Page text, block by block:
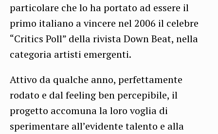
particolare che lo ha portato ad essere il
primo italiano a vincere nel 2006 il celebre
“Critics Poll” della rivista Down Beat, nella
categoria artisti emergenti.
Attivo da qualche anno, perfettamente
rodato e dal feeling ben percepibile, il
progetto accomuna la loro voglia di
sperimentare all’evidente talento e alla